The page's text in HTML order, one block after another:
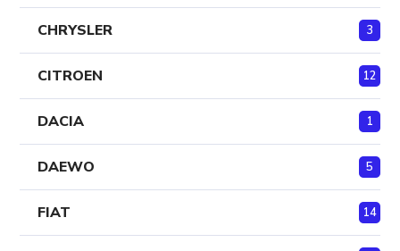
CHRYSLER 3
CITROEN 12
DACIA 1
DAEWO 5
FIAT 14